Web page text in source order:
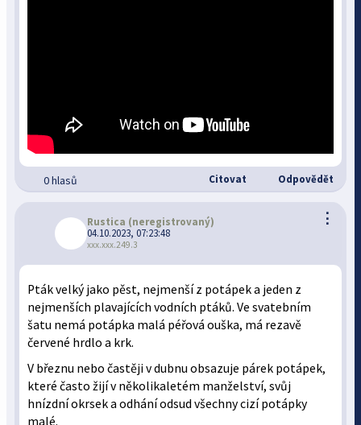
0 hlasů Citovat Odpovědět
⋮
Rustica (neregistrovaný)
04.10.2023, 07:23:48
xxx.xxx.249.3
Pták velký jako pěst, nejmenší z potápek a jeden z
nejmenších plavajících vodních ptáků. Ve svatebním
šatu nemá potápka malá péřová ouška, má rezavě
červené hrdlo a krk.
V březnu nebo častěji v dubnu obsazuje párek potápek,
které často žijí v několikaletém manželství, svůj
hnízdní okrsek a odhání odsud všechny cizí potápky
malé.